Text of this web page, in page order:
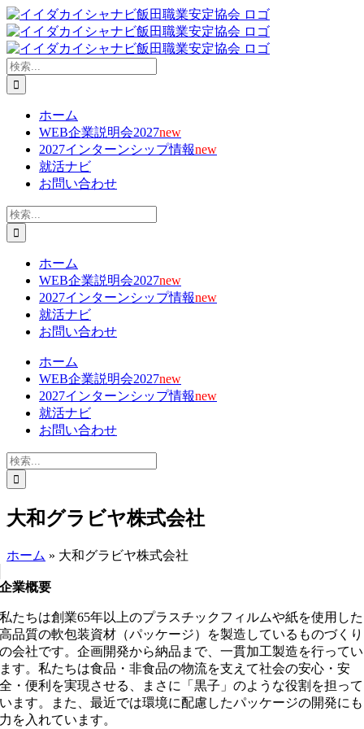
Skip
to
content
X
Facebook
YouTube
電
子
メ
ー
ル
Tiktok
検
索
…
ホーム
WEB企業説明会2027new
2027インターンシップ情報new
就活ナビ
お問い合わせ
検
索
…
ホーム
WEB企業説明会2027new
2027インターンシップ情報new
就活ナビ
お問い合わせ
ホーム
WEB企業説明会2027new
2027インターンシップ情報new
就活ナビ
お問い合わせ
検
索
…
大和グラビヤ株式会社
ホーム » 大和グラビヤ株式会社
企業概要
私たちは創業65年以上のプラスチックフィルムや紙を使用した
高品質の軟包装資材（パッケージ）を製造しているものづくり
の会社です。企画開発から納品まで、一貫加工製造を行ってい
ます。私たちは食品・非食品の物流を支えて社会の安心・安
全・便利を実現させる、まさに「黒子」のような役割を担って
います。また、最近では環境に配慮したパッケージの開発にも
力を入れています。